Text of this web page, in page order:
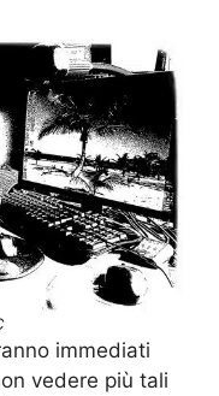
immediati
vedere più tali